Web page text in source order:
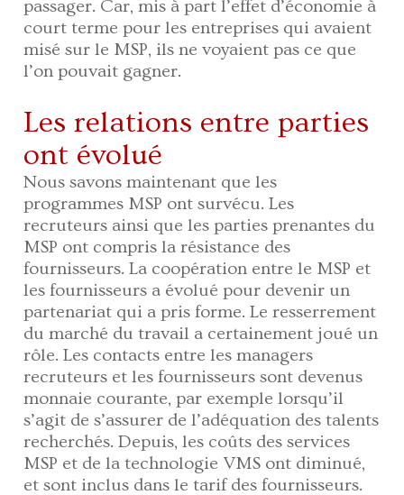
passager. Car, mis à part l’effet d’économie à
court terme pour les entreprises qui avaient
misé sur le MSP, ils ne voyaient pas ce que
l’on pouvait gagner.
Les relations entre parties
ont évolué
Nous savons maintenant que les
programmes MSP ont survécu. Les
recruteurs ainsi que les parties prenantes du
MSP ont compris la résistance des
fournisseurs. La coopération entre le MSP et
les fournisseurs a évolué pour devenir un
partenariat qui a pris forme. Le resserrement
du marché du travail a certainement joué un
rôle. Les contacts entre les managers
recruteurs et les fournisseurs sont devenus
monnaie courante, par exemple lorsqu’il
s’agit de s’assurer de l’adéquation des talents
recherchés. Depuis, les coûts des services
MSP et de la technologie VMS ont diminué,
et sont inclus dans le tarif des fournisseurs.